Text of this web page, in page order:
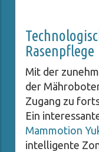
Rasenpflege
Mit der
der
Zugang zu
Ein
Mammotion
intelligente